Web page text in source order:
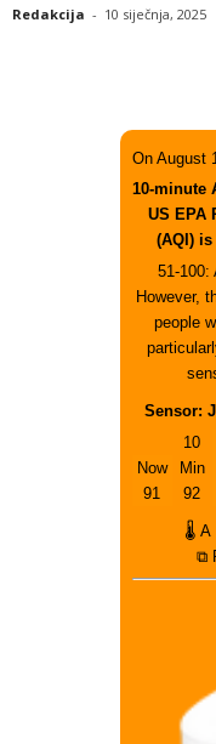
Redakcija - 10 siječnja, 2025
On August
10-minute
US EPA
(AQI)
51-100:
However,
people
Sensor:
Now
91
10
Min
92
🌡 A
⧉